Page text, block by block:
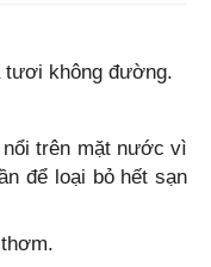
tươi không đường.
trên mặt nước vì
để loại bỏ hết sạn